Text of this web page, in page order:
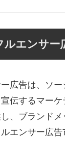
ルエンサー
広告は、ソ
伝するマー
、ブランド
エンサー広告